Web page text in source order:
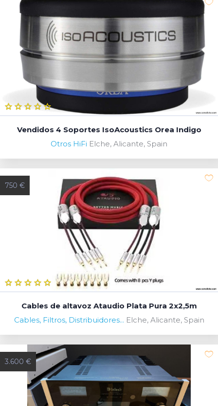
Vendidos 4 Soportes IsoAcoustics Orea Indigo
Otros HiFi Elche, Alicante, Spain
750 €
Cables de altavoz Ataudio Plata Pura 2x2,5m
Cables, Filtros, Distribuidores... Elche, Alicante, Spain
3.600 €